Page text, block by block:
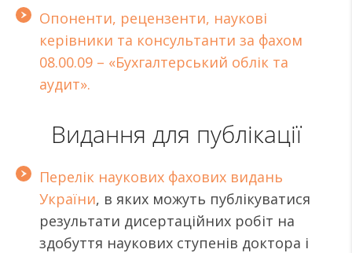
Опоненти, рецензенти, наукові
керівники та консультанти за фахом
08.00.09 – «Бухгалтерський облік та
аудит».
Видання для публікації
Перелік наукових фахових видань
України, в яких можуть публікуватися
результати дисертаційних робіт на
здобуття наукових ступенів доктора і